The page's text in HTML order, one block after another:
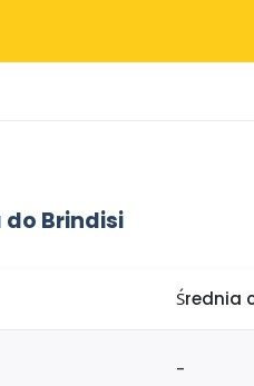
do Brindisi
Średnia
-